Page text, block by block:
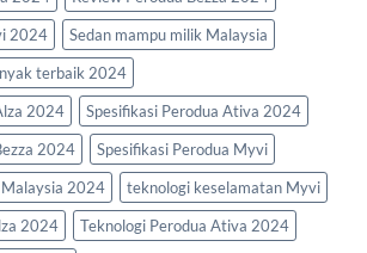
2024
Sedan mampu milik Malaysia
terbaik 2024
2024
Spesifikasi Perodua Ativa 2024
2024
Spesifikasi Perodua Myvi
2024
teknologi keselamatan Myvi
2024
Teknologi Perodua Ativa 2024